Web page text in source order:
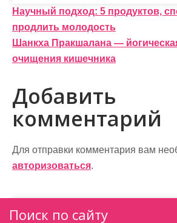
Н
а
в
и
г
а
ц
и
я
п
Научный подход: 5 продуктов,
продлить молодость
Шанкха Пракшалана —
очищения кишечника
Добавить
комментарий
Для отправки комментария вам
авторизоваться.
Поиск по сайту